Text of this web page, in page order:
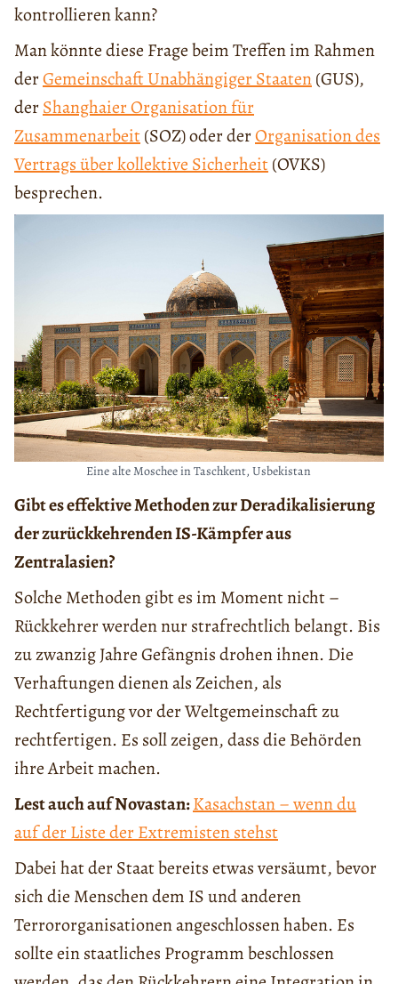
kontrollieren kann?
Man könnte diese Frage beim Treffen im Rahmen
derGemeinschaft Unabhängiger Staaten(GUS),
derShanghaier Organisation für
Zusammenarbeit(SOZ) oder derOrganisation des
Vertrags über kollektive Sicherheit(OVKS)
besprechen.
Eine alte Moschee in Taschkent, Usbekistan
Gibt es effektive Methoden zur Deradikalisierung
der zurückkehrenden IS-Kämpfer aus
Zentralasien?
Solche Methoden gibt es im Moment nicht –
Rückkehrer werden nur strafrechtlich belangt. Bis
zu zwanzig Jahre Gefängnis drohen ihnen. Die
Verhaftungen dienen als Zeichen, als
Rechtfertigung vor der Weltgemeinschaft zu
rechtfertigen. Es soll zeigen, dass die Behörden
ihre Arbeit machen.
Lest auch auf Novastan:Kasachstan – wenn du
auf der Liste der Extremisten stehst
Dabei hat der Staat bereits etwas versäumt, bevor
sich die Menschen dem IS und anderen
Terrororganisationen angeschlossen haben. Es
sollte ein staatliches Programm beschlossen